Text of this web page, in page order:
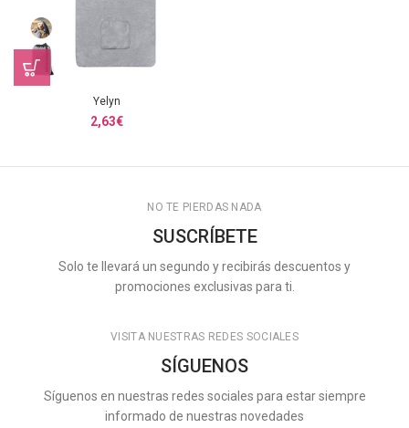
Yelyn
2,63€
NO TE PIERDAS NADA
SUSCRÍBETE
Solo te llevará un segundo y recibirás descuentos y
promociones exclusivas para ti.
VISITA NUESTRAS REDES SOCIALES
SÍGUENOS
Síguenos en nuestras redes sociales para estar siempre
informado de nuestras novedades